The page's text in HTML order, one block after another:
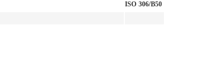
ISO 306/B50